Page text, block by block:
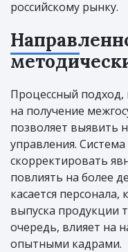
российскому рынку.
Процессный
на получение
позволяет выявить
управления.
скорректировать
повлиять на более
касается
выпуска продукции
очередь, влияет на
опытными кадрами.